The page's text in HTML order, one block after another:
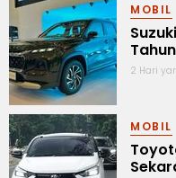
MOBIL
2 Hari
MOBIL